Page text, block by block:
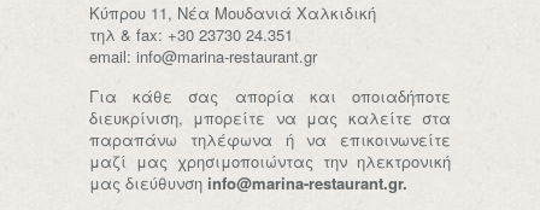
Κύπρου 11, Νέα Μουδανιά Χαλκιδική
τηλ & fax: +30 23730 24.351
email: info@marina-restaurant.gr
Για κάθε σας απορία και οποιαδήποτε
διευκρίνιση, μπορείτε να μας καλείτε στα
παραπάνω τηλέφωνα ή να επικοινωνείτε
μαζί μας χρησιμοποιώντας την ηλεκτρονική
μας διεύθυνση info@marina-restaurant.gr.